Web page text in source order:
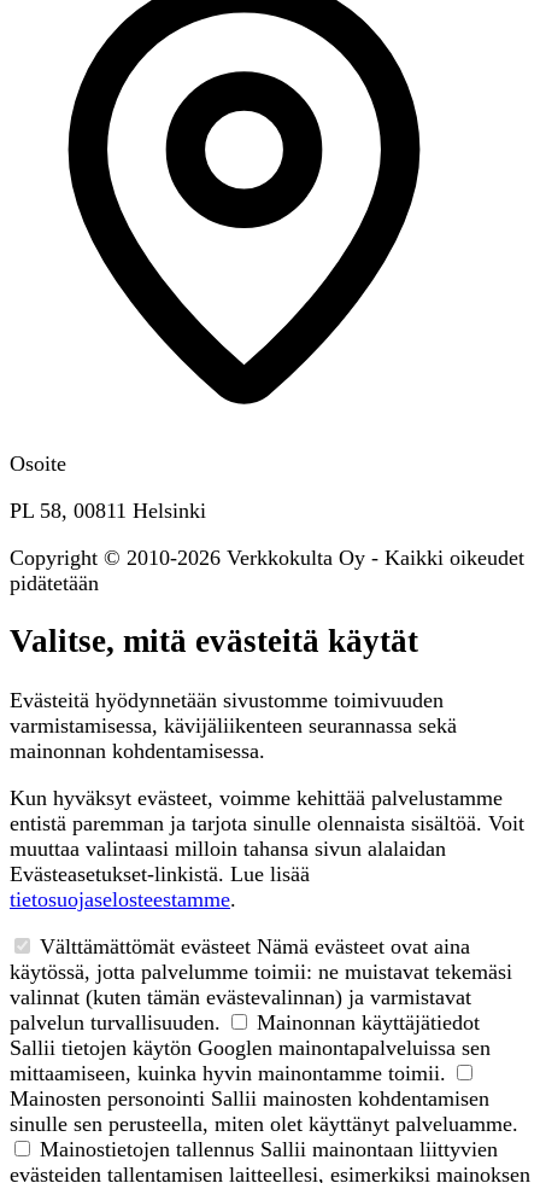
Osoite
PL 58, 00811 Helsinki
Copyright © 2010-2026 Verkkokulta Oy - Kaikki oikeudet
pidätetään
Valitse, mitä evästeitä käytät
Evästeitä hyödynnetään sivustomme toimivuuden
varmistamisessa, kävijäliikenteen seurannassa sekä
mainonnan kohdentamisessa.
Kun hyväksyt evästeet, voimme kehittää palvelustamme
entistä paremman ja tarjota sinulle olennaista sisältöä. Voit
muuttaa valintaasi milloin tahansa sivun alalaidan
Evästeasetukset-linkistä. Lue lisää
tietosuojaselosteestamme.
Välttämättömät evästeet Nämä evästeet ovat aina
käytössä, jotta palvelumme toimii: ne muistavat tekemäsi
valinnat (kuten tämän evästevalinnan) ja varmistavat
palvelun turvallisuuden.
Mainonnan käyttäjätiedot
Sallii tietojen käytön Googlen mainontapalveluissa sen
mittaamiseen, kuinka hyvin mainontamme toimii.
Mainosten personointi Sallii mainosten kohdentamisen
sinulle sen perusteella, miten olet käyttänyt palveluamme.
Mainostietojen tallennus Sallii mainontaan liittyvien
evästeiden tallentamisen laitteellesi, esimerkiksi mainoksen